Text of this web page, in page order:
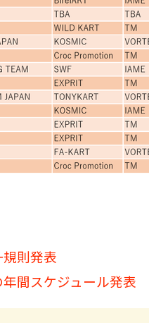
則発表
間スケジュール発表